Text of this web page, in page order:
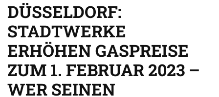
DÜSSELDORF:
STADTWERKE
ERHÖHEN GASPREISE
ZUM 1. FEBRUAR 2023 –
WER SEINEN